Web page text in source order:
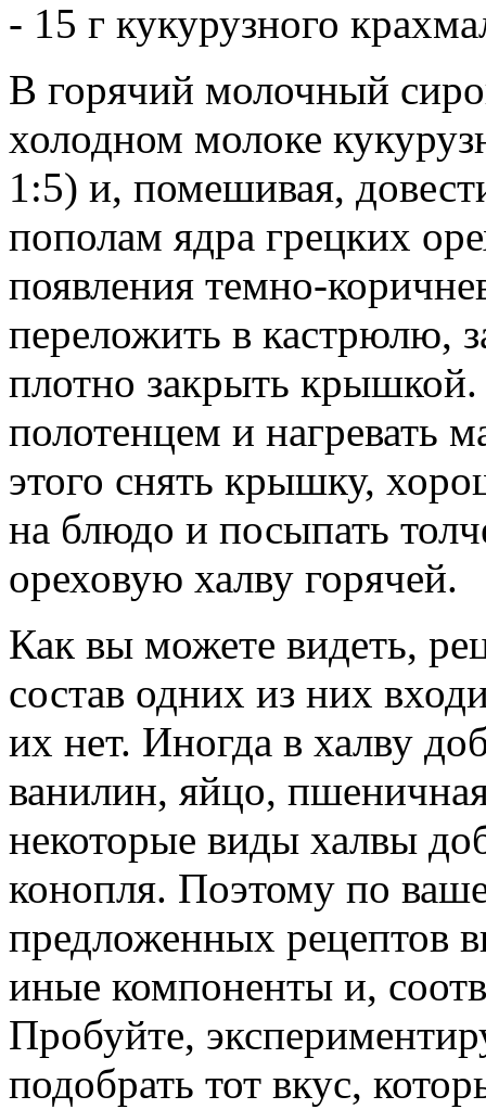
- 15 г кукурузного
В горячий молочный
холодном молоке
1:5) и, помешивая,
пополам ядра грецких
появления темно-
переложить в кастрюлю,
плотно закрыть
полотенцем и нагревать
этого снять крышку,
на блюдо и посыпать
ореховую халву горячей.
Как вы можете видеть,
состав одних из них
их нет. Иногда в халву
ванилин, яйцо,
некоторые виды халвы
конопля. Поэтому по
предложенных рецептов
иные компоненты и,
Пробуйте,
подобрать тот вкус,